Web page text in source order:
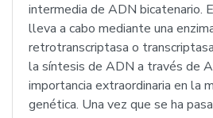
intermedia de ADN bicatenario.
lleva a cabo mediante una
retrotranscriptasa o
la síntesis de ADN a través de
importancia extraordinaria en la
genética. Una vez que se ha